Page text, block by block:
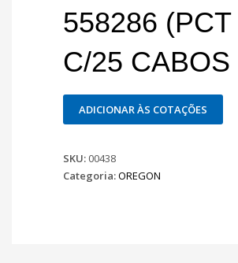
558286 (PCT
C/25 CABOS
ADICIONAR ÀS COTAÇÕES
SKU: 00438
Categoria:OREGON